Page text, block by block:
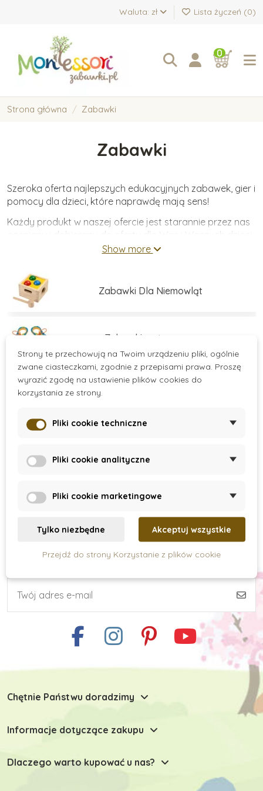
Waluta: zł Lista życzeń (0)
0
Strona główna Zabawki
Zabawki
Szeroka oferta najlepszych edukacyjnych zabawek, gier i
pomocy dla dzieci, które naprawdę mają sens!
Każdy produkt w naszej ofercie jest starannie przez nas
oceniany i dobierany do oferty dla Was i Waszych dzieci.
Oferujemy wyłącznie zabawki wykonane z wysokiej
świadomy rozwój dzieci.
Show more
Zabawki Dla Niemowląt
Zabawki motoryczne
Zabawki edukacyjne
Gry i łamigłówki
Zabawki typu Montessori
Zabawki do 6 miesiąca
Více kategorií
There are no products.
Subskrypcja newslettera
Chętnie Państwu doradzimy
Informacje dotyczące zakupu
Dlaczego warto kupować u nas?
Strony te przechowują na Twoim urządzeniu pliki, ogólnie
zwane ciasteczkami, zgodnie z przepisami prawa. Proszę
wyrazić zgodę na ustawienie plików cookies do
korzystania ze strony.
Pliki cookie techniczne
Pliki cookie analityczne
Pliki cookie marketingowe
Tylko niezbędne Akceptuj wszystkie
Przejdź do strony Korzystanie z plików cookie